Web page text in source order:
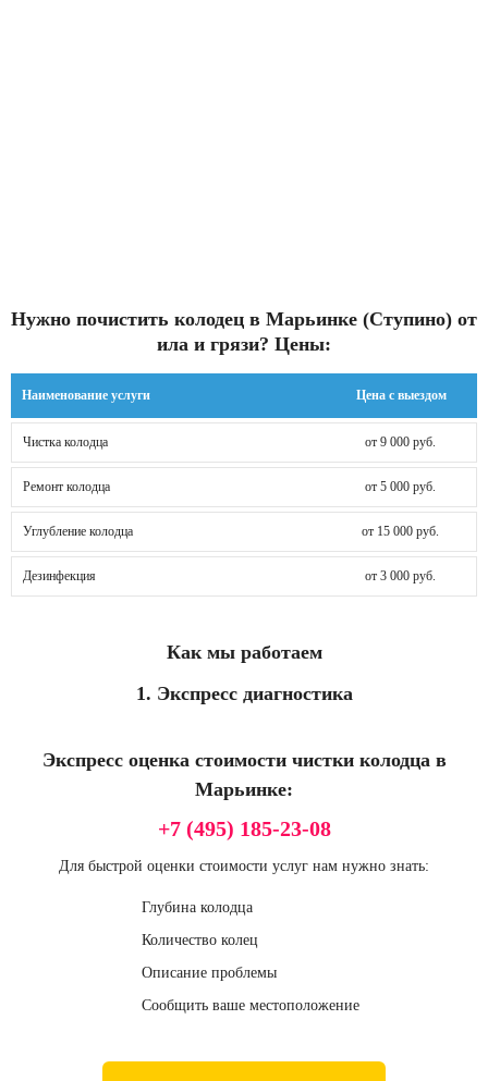
Нужно почистить колодец в Марьинке (Ступино) от
ила и грязи? Цены:
Наименование услуги Цена с выездом
Чистка колодца от 9 000 руб.
Ремонт колодца от 5 000 руб.
Углубление колодца от 15 000 руб.
Дезинфекция от 3 000 руб.
Как мы работаем
1. Экспресс диагностика
Экспресс оценка стоимости чистки колодца в
Марьинке:
+7 (495) 185-23-08
Для быстрой оценки стоимости услуг нам нужно знать:
Глубина колодца
Количество колец
Описание проблемы
Сообщить ваше местоположение